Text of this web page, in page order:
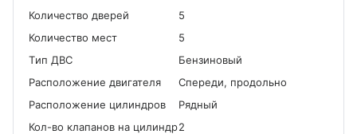
Количество дверей
5
Количество мест
5
Tип ДВС
Бензиновый
Расположение двигателя
Спереди, продольно
Расположение цилиндров
Рядный
Кол-во клапанов на цилиндр2